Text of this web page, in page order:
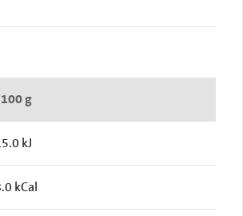
g
kJ
kCal